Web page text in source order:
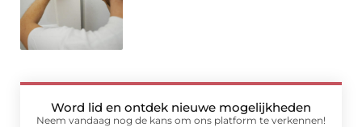
Word lid en ontdek nieuwe mogelijkheden
Neem vandaag nog de kans om ons platform te verkennen!